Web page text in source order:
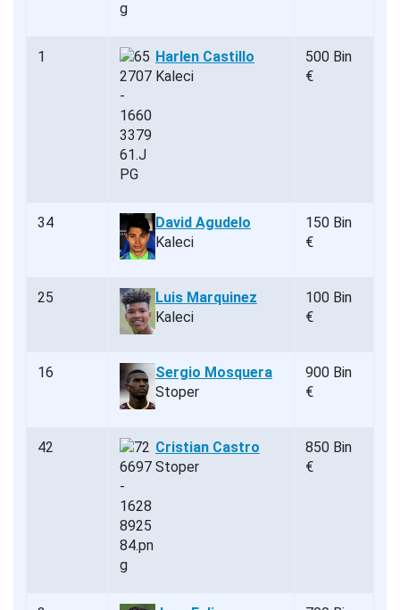
1
Harlen Castillo
Kaleci
500 Bin
€
34
David Agudelo
Kaleci
150 Bin
€
25
Luis Marquinez
Kaleci
100 Bin
€
16
Sergio Mosquera
Stoper
900 Bin
€
42
Cristian Castro
Stoper
850 Bin
€